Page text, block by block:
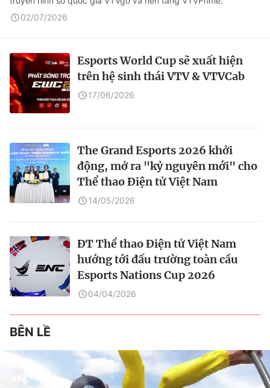
02/07/2026
Esports World Cup sẽ xuất hiện
trên hệ sinh thái VTV & VTVCab
17/06/2026
The Grand Esports 2026 khởi
động, mở ra "kỷ nguyên mới" cho
Thể thao Điện tử Việt Nam
14/05/2026
ĐT Thể thao Điện tử Việt Nam
hướng tới đấu trường toàn cầu
Esports Nations Cup 2026
04/04/2026
BÊN LỀ